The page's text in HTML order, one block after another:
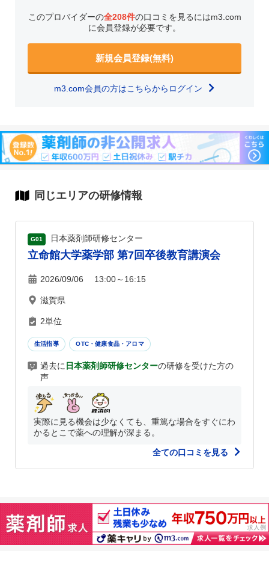
このプロバイダーの全208件の口コミを見るにはm3.com
に会員登録が必要です。
新規会員登録(無料)
m3.com会員の方はこちらからログイン
同じエリアの研修情報
G01 日本薬剤師研修センター
立命館大学薬学部 第7回卒後教育講演会
2026/09/06 13:00～16:15
滋賀県
2単位
生活指導 OTC・健康食品・アロマ
過去に 日本薬剤師研修センターの研修を受けた方の
声
実際に見る機会は少なくても、重篤な場合をすぐにわ
かるとこで薬への理解が深まる。
全ての口コミを見る